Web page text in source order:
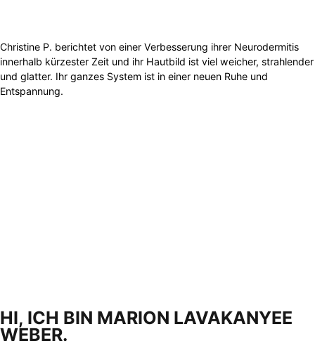
Christine P. berichtet von einer Verbesserung ihrer Neurodermitis
innerhalb kürzester Zeit und ihr Hautbild ist viel weicher, strahlender
und glatter. Ihr ganzes System ist in einer neuen Ruhe und
Entspannung.
HI, ICH BIN MARION LAVAKANYEE
WEBER.